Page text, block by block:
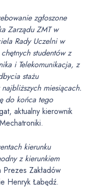
zgłoszone
Zarządu ZMT w
Rady Uczelni w
studentów z
i Telekomunikacja, z
stażu
miesiącach.
do końca tego
aktualny kierownik
kierunku
z kierunkiem
Zakładów
Henryk Łabędź.